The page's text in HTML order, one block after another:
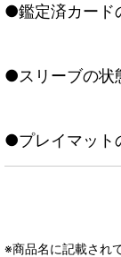
●鑑定済カード
●スリーブの状
●プレイマット
※商品名に記載され